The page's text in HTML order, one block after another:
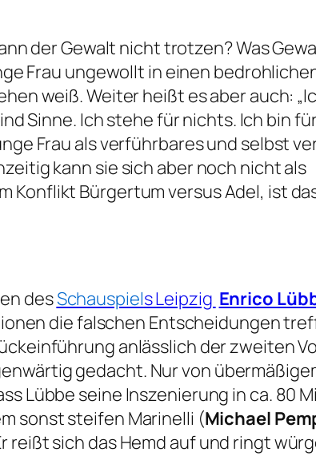
der Gewalt nicht trotzen? Was
Frau ungewollt in einen
weiß. Weiter heißt es aber auch:
Sinne. Ich stehe für nichts. Ich bin
Frau als verführbares und selbst
kann sie sich aber noch nicht als
Bürgertum versus Adel, ist
desSchauspiels Leipzig Enrico
die falschen Entscheidungen
anlässlich der zweiten
gedacht. Nur von
Lübbe seine Inszenierung in ca. 80
sonst steifen Marinelli (Michael
sich das Hemd auf und ringt